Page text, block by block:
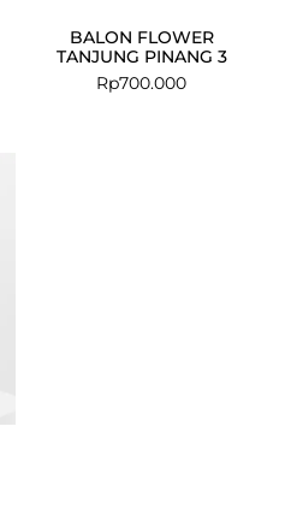
BALON FLOWER
TANJUNG PINANG 3
Rp700.000